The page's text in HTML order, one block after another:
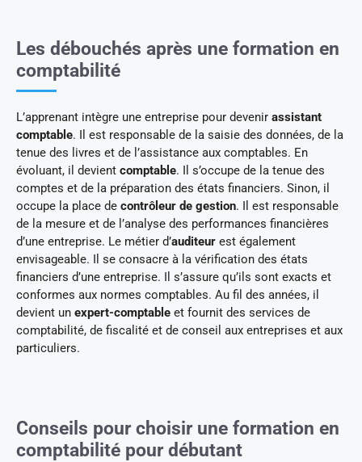
Les débouchés après une formation en
comptabilité
L’apprenant intègre une entreprise pour devenir assistant
comptable. Il est responsable de la saisie des données, de la
tenue des livres et de l’assistance aux comptables. En
évoluant, il devient comptable. Il s’occupe de la tenue des
comptes et de la préparation des états financiers. Sinon, il
occupe la place de contrôleur de gestion. Il est responsable
de la mesure et de l’analyse des performances financières
d’une entreprise. Le métier d’auditeur est également
envisageable. Il se consacre à la vérification des états
financiers d’une entreprise. Il s’assure qu’ils sont exacts et
conformes aux normes comptables. Au fil des années, il
devient un expert-comptable et fournit des services de
comptabilité, de fiscalité et de conseil aux entreprises et aux
particuliers.
Conseils pour choisir une formation en
comptabilité pour débutant